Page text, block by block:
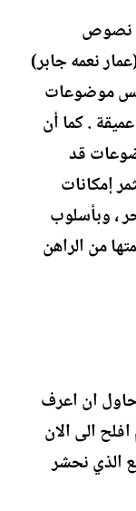
نصوص
نعمه جابر)
موضوعات
. كما أن
قد
إمكانات
، وبأسلوب
من الراهن
ان اعرف
الى الان
الذي نحشر